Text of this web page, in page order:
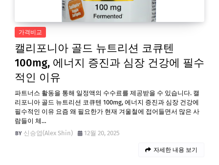
가격비교
캘리포니아 골드 뉴트리션 코큐텐
100mg, 에너지 증진과 심장 건강에 필수
적인 이유
파트너스 활동을 통해 일정액의 수수료를 제공받을 수 있습니다. 캘
리포니아 골드 뉴트리션 코큐텐 100mg, 에너지 증진과 심장 건강에
필수적인 이유 요즘 왜 필요한가 현재 겨울철에 접어들면서 많은 사
람들이 체…
신승엽(Alex Shin)
12월 20, 2025
자세한 내용 보기